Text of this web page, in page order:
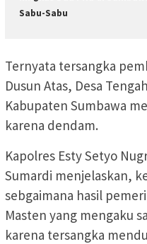
Sabu-Sabu
Ternyata tersangka
Dusun Atas, Desa
Kabupaten Sumbawa
karena dendam.
Kapolres Esty Setyo
Sumardi menjelaskan,
sebgaimana hasil
Masten yang mengaku
karena tersangka